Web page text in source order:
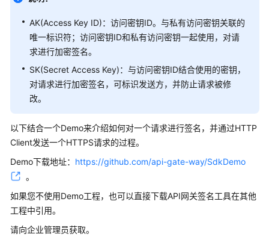
用
最
践
API
SDK
参
AK(Access Key ID)：访问密钥ID。与私有访问密钥关联的
唯一标识符；访问密钥ID和私有访问密钥一起使用，对请
求进行加密签名。
SK(Secret Access Key)：与访问密钥ID结合使用的密钥，
对请求进行加密签名，可标识发送方，并防止请求被修
改。
以下结合一个Demo来介绍如何对一个请求进行签名，并通过HTTP
Client发送一个HTTPS请求的过程。
Demo下载地址： https://github.com/api-gate-way/SdkDemo
。
如果您不使用Demo工程，也可以直接下载API网关签名工具在其他
工程中引用。
请向企业管理员获取。